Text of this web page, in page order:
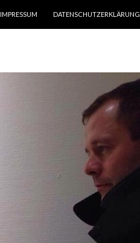
IMPRESSUM DATENSCHUTZERKLÄRUNG